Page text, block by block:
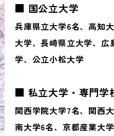
■ 国公立大学
兵庫県立大学6名、高知
大学、長崎県立大学、広
学、公立小松大学
■ 私立大学・専門学
関西学院大学7名、関西
南大学6名、京都産業大